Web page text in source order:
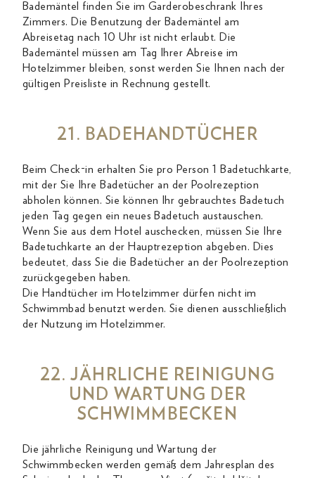
Bademäntel finden Sie im Garderobeschrank Ihres
Zimmers. Die Benutzung der Bademäntel am
Abreisetag nach 10 Uhr ist nicht erlaubt. Die
Bademäntel müssen am Tag Ihrer Abreise im
Hotelzimmer bleiben, sonst werden Sie Ihnen nach der
gültigen Preisliste in Rechnung gestellt.
21. BADEHANDTÜCHER
Beim Check-in erhalten Sie pro Person 1 Badetuchkarte,
mit der Sie Ihre Badetücher an der Poolrezeption
abholen können. Sie können Ihr gebrauchtes Badetuch
jeden Tag gegen ein neues Badetuch austauschen.
Wenn Sie aus dem Hotel auschecken, müssen Sie Ihre
Badetuchkarte an der Hauptrezeption abgeben. Dies
bedeutet, dass Sie die Badetücher an der Poolrezeption
zurückgegeben haben.
Die Handtücher im Hotelzimmer dürfen nicht im
Schwimmbad benutzt werden. Sie dienen ausschließlich
der Nutzung im Hotelzimmer.
22. JÄHRLICHE REINIGUNG
UND WARTUNG DER
SCHWIMMBECKEN
Die jährliche Reinigung und Wartung der
Schwimmbecken werden gemäß dem Jahresplan des